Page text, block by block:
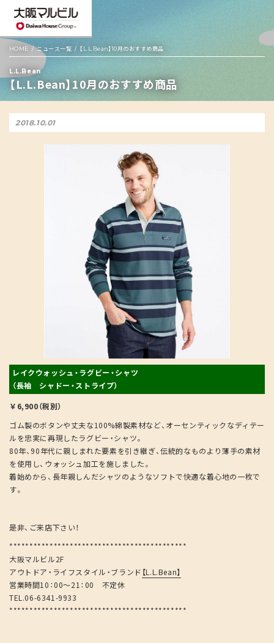
HOME ニュース一覧 【L.L.Bean】10月のおすすめ商品
L.L.Bean
【L.L.Bean】10月のおすすめ商品
2018.10.01
レイクウォッシュ・ラグビー・シャツ
（長袖 シャドー・ストライプ）
￥6,900（税別）
ゴム製のボタンや丈夫な100%綿製素材など、オーセンティックなディテー
ルを忠実に再現したラグビー・シャツ。
80年、90年代に親しまれた要素を引き継ぎ、伝統的なものより薄手の素材
を使用し、ウォッシュ加工を施しました。
着始めから、長年親しんだシャツのようなソフトで快適な着心地の一枚で
す。
是非、ご来店下さい！
********************************************
大阪マルビル2F
アウトドア・ライフスタイル・ブランド 【L.L.Bean】
営業時間10：00～21：00 不定休
TEL.06-6341-9933
********************************************